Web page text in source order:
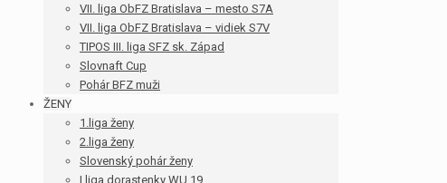
VII. liga ObFZ Bratislava – mesto S7A
VII. liga ObFZ Bratislava – vidiek S7V
TIPOS III. liga SFZ sk. Západ
Slovnaft Cup
Pohár BFZ muži
ŽENY
1.liga ženy
2.liga ženy
Slovenský pohár ženy
I.liga dorastenky WU 19